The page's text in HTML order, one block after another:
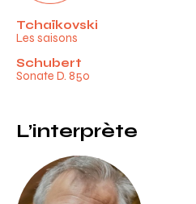
Programme
Tchaïkovski
Les saisons
Schubert
Sonate D. 850
L’interprète